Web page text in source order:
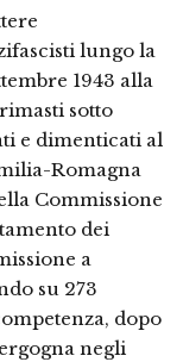
lungo la
1943 alla
sotto
e dimenticati al
Romagna
Commissione
dei
a
su 273
dopo
negli